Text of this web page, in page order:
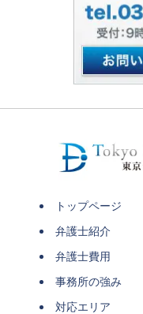
トップページ
弁護士紹介
弁護士費用
事務所の強み
対応エリア